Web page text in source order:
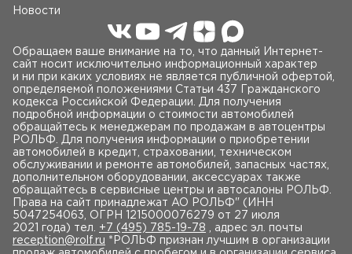
Новости
Обращаем ваше внимание на то, что данный Интернет-
сайт носит исключительно информационный характер
и ни при каких условиях не является публичной офертой,
определяемой положениями Статьи 437 Гражданского
кодекса Российской Федерации. Для получения
подробной информации о стоимости автомобилей
обращайтесь к менеджерам по продажам в автоцентры
РОЛЬФ. Для получения информации о приобретении
автомобилей в кредит, страховании, техническом
обслуживании и ремонте автомобилей, запасных частях,
дополнительном оборудовании, аксессуарах также
обращайтесь в сервисные центры и автосалоны РОЛЬФ.
Права на сайт принадлежат AO РОЛЬФ" (ИНН
5047254063, ОГРН 1215000076279 от 27 июля
2021 года) тел. +7 (495) 785-19-78 , адрес эл. почты
reception@rolf.ru *РОЛЬФ признан лучшим в организации